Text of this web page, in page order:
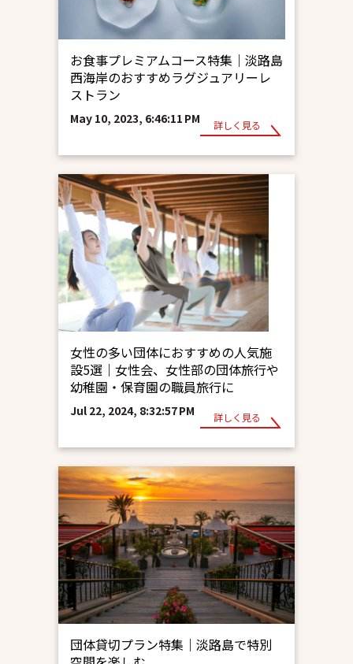
お食事プレミアムコース特集｜淡路島
西海岸のおすすめラグジュアリーレ
ストラン
May 10, 2023, 6:46:11 PM 詳しく見る
女性の多い団体におすすめの人気施
設5選｜女性会、女性部の団体旅行や
幼稚園・保育園の職員旅行に
Jul 22, 2024, 8:32:57 PM 詳しく見る
団体貸切プラン特集｜淡路島で特別